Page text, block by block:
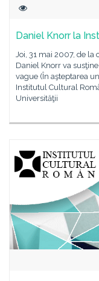
Daniel Knorr la
Joi, 31 mai 2007, de
Daniel Knorr va
vague (În aşteptarea
Institutul Cultural
Universităţii